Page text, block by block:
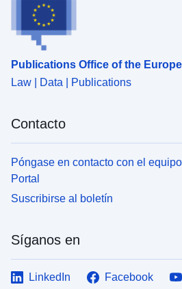
Publications Office of the
Law | Data | Publications
Contacto
Póngase en contacto con el
Portal
Suscribirse al boletín
Síganos en
LinkedIn Facebook